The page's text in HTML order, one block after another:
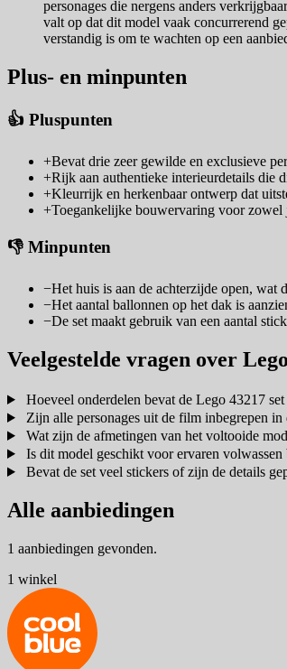
personages die nergens anders
valt op dat dit model vaak concurrerend
verstandig is om te wachten op een
Plus- en minpunten
👍 Pluspunten
+Bevat drie zeer gewilde en exclusieve
+Rijk aan authentieke interieurdetails die
+Kleurrijk en herkenbaar ontwerp dat
+Toegankelijke bouwervaring voor zowel
👎 Minpunten
−Het huis is aan de achterzijde open, wat
−Het aantal ballonnen op het dak is
−De set maakt gebruik van een aantal
Veelgestelde vragen over
Hoeveel onderdelen bevat de Lego 43217 set
Zijn alle personages uit de film inbegrepen in
Wat zijn de afmetingen van het voltooide
Is dit model geschikt voor ervaren volwassen
Bevat de set veel stickers of zijn de details
Alle aanbiedingen
1 aanbiedingen gevonden.
1 winkel